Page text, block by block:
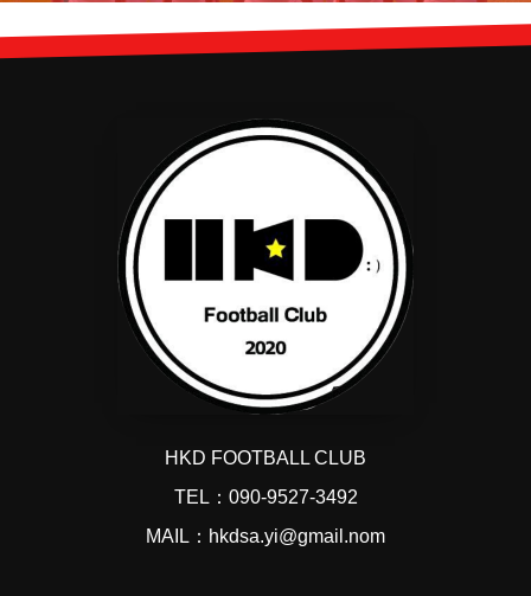
HKD FOOTBALL CLUB
TEL：090-9527-3492
MAIL：hkdsa.yi@gmail.nom